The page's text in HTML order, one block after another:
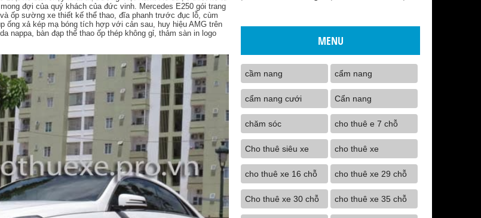
đợi của quý khách của đức vinh. Mercedes E250 gói trang
ốp sường xe thiết kế thể thao, đĩa phanh trước đục lỗ, cùm
ống xả kép mạ bóng tích hợp với cản sau, huy hiệu AMG trên
nappa, bàn đạp thể thao ốp thép không gỉ, thảm sàn in logo
MENU
cầm nang cẩm nang
cẩm nang cưới Cẩn nang
chăm sóc cho thuê e 7 chỗ
Cho thuê siêu xe cho thuê xe
cho thuê xe 16 chỗ cho thuê xe 29 chỗ
Cho thuê xe 30 chỗ cho thuê xe 35 chỗ